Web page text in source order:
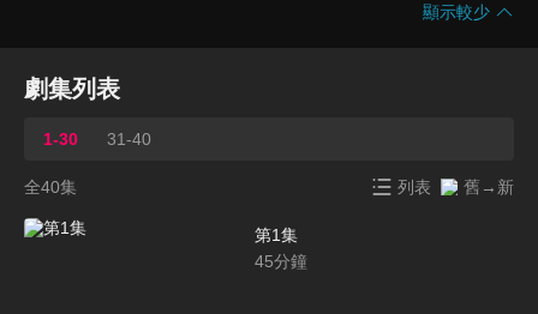
顯示較少
劇集列表
1-30 31-40
全40集 列表 舊→新
第1集
45分鐘